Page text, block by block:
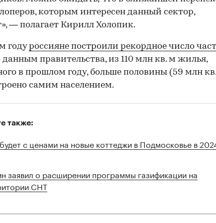
которым интересен данный сектор,
— полагает Кирилл Холопик.
годуроссияне построили рекордное число
данным правительства, из 110 млн кв. м жилья,
в прошлом году, больше половины (59 млн
самим населением.
также:
с ценами на новые коттеджи в Подмосковье в
заявил о расширении программы газификации на
СНТ